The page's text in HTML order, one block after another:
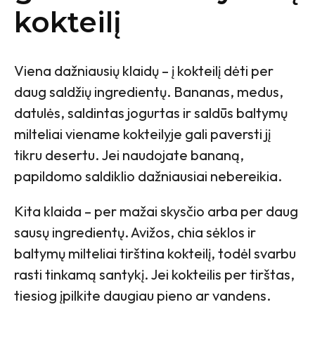
kokteilį
Viena dažniausių klaidų – į kokteilį dėti per
daug saldžių ingredientų. Bananas, medus,
datulės, saldintas jogurtas ir saldūs baltymų
milteliai viename kokteilyje gali paversti jį
tikru desertu. Jei naudojate bananą,
papildomo saldiklio dažniausiai nebereikia.
Kita klaida – per mažai skysčio arba per daug
sausų ingredientų. Avižos, chia sėklos ir
baltymų milteliai tirština kokteilį, todėl svarbu
rasti tinkamą santykį. Jei kokteilis per tirštas,
tiesiog įpilkite daugiau pieno ar vandens.